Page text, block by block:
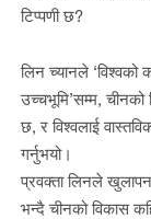
टिप्पणी छ?
लिन च्यानले ‘विश्वको
उच्चभूमि’सम्म, चीनको
छ, र विश्वलाई
गर्नुभयो।
प्रवक्ता लिनले
भन्दै चीनको विकास